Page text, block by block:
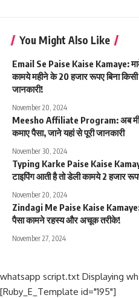
You Might Also Like
Email Se Paise Kaise Kamaye:
कामये महीने के 20 हजार रूपए बिना
जानकारी!
November 20, 2024
Meesho Affiliate Program: अब
कमाए पैसा, जाने यहां से पूरी जानकारी
November 30, 2024
Typing Karke Paise Kaise
टाइपिंग आती है तो डेली कामये 2 हजार
November 20, 2024
Zindagi Me Paise Kaise Kamaye:
पैसा कामने रहस्य और अचूक तरीके!
November 27, 2024
whatsapp script.txt Displaying
[Ruby_E_Template id="195"]